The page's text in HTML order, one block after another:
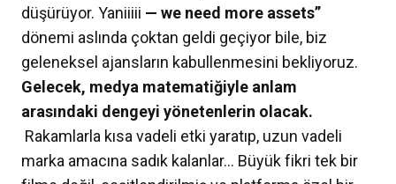
düşürüyor. Yaniiiii — we need more assets”
dönemi aslında çoktan geldi geçiyor bile, biz
geleneksel ajansların kabullenmesini bekliyoruz.
Gelecek, medya matematiğiyle anlam
arasındaki dengeyi yönetenlerin olacak.
Rakamlarla kısa vadeli etki yaratıp, uzun vadeli
marka amacına sadık kalanlar… Büyük fikri tek bir